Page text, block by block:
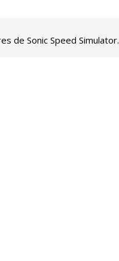
de Sonic Speed Simulator.